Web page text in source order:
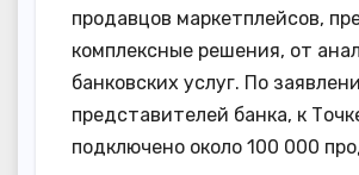
продавцов маркетплейсов,
комплексные решения, от
банковских услуг. По
представителей банка, к
подключено около 100 000